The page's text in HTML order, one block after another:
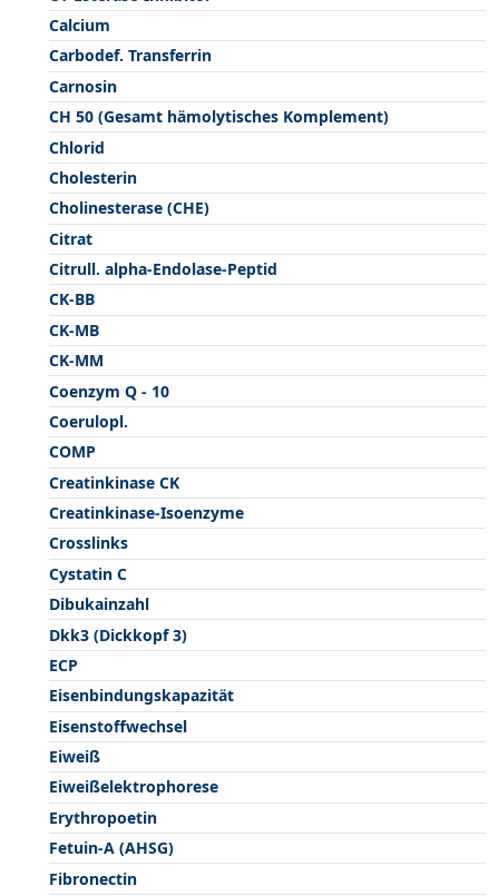
Calcium
Carbodef. Transferrin
Carnosin
CH 50 (Gesamt hämolytisches Komplement)
Chlorid
Cholesterin
Cholinesterase (CHE)
Citrat
Citrull. alpha-Endolase-Peptid
CK-BB
CK-MB
CK-MM
Coenzym Q - 10
Coerulopl.
COMP
Creatinkinase CK
Creatinkinase-Isoenzyme
Crosslinks
Cystatin C
Dibukainzahl
Dkk3 (Dickkopf 3)
ECP
Eisenbindungskapazität
Eisenstoffwechsel
Eiweiß
Eiweißelektrophorese
Erythropoetin
Fetuin-A (AHSG)
Fibronectin